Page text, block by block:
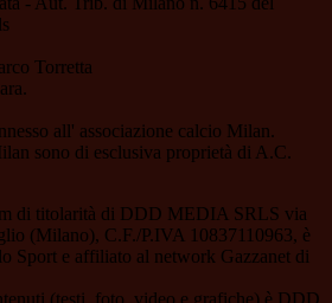
Torretta
all' associazione calcio Milan.
sono di esclusiva proprietà di A.C.
di titolarità di DDD MEDIA SRLS via
(Milano), C.F./P.IVA 10837110963, è
Sport e affiliato al network Gazzanet di
(testi, foto, video e grafiche) è DDD